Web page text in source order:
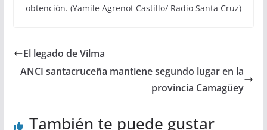
obtención. (Yamile Agrenot Castillo/ Radio Santa Cruz)
El legado de Vilma
ANCI santacruceña mantiene segundo lugar en la
provincia Camagüey
También te puede gustar